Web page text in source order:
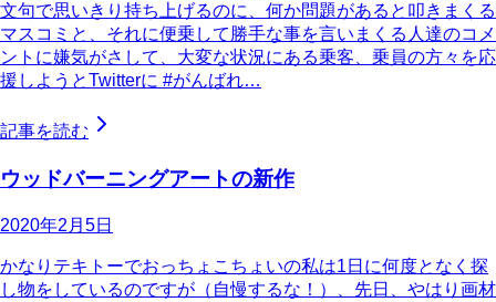
文句で思いきり持ち上げるのに、何か問題があると叩きまくる
マスコミと、それに便乗して勝手な事を言いまくる人達のコメ
ントに嫌気がさして、大変な状況にある乗客、乗員の方々を応
援しようとTwitterに #がんばれ…
記事を読む
ウッドバーニングアートの新作
2020年2月5日
かなりテキトーでおっちょこちょいの私は1日に何度となく探
し物をしているのですが（自慢するな！）、先日、やはり画材